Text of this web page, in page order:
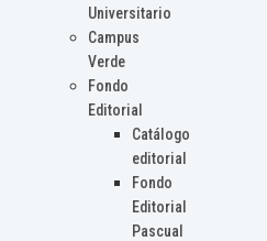
Universitario
Campus
Verde
Fondo
Editorial
Catálogo
editorial
Fondo
Editorial
Pascual